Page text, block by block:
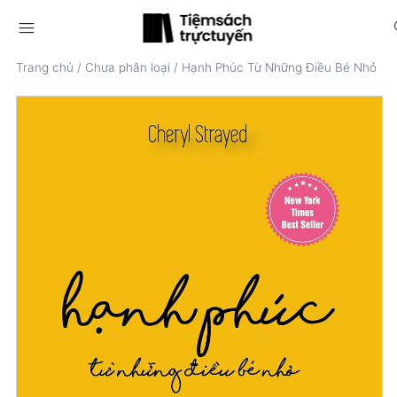
menu
Trang chủ / Chưa phân loại / Hạnh Phúc Từ Những Điều Bé Nhỏ